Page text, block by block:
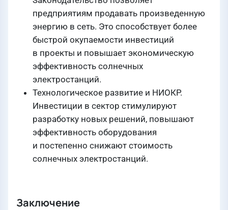
предприятиям продавать произведенную
энергию в сеть. Это способствует более
быстрой окупаемости инвестиций
в проекты и повышает экономическую
эффективность солнечных
электростанций.
Технологическое развитие и НИОКР.
Инвестиции в сектор стимулируют
разработку новых решений, повышают
эффективность оборудования
и постепенно снижают стоимость
солнечных электростанций.
Заключение